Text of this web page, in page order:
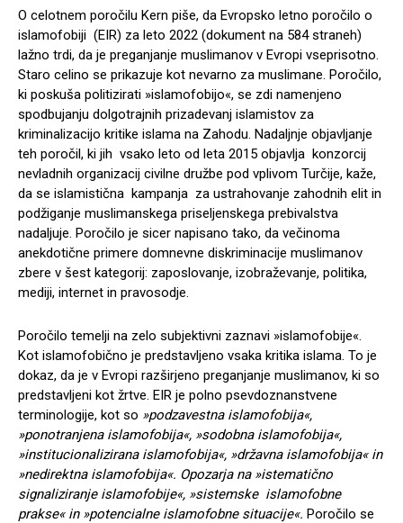
O celotnem poročilu Kern piše, da Evropsko letno poročilo o
islamofobiji (EIR) za leto 2022 (dokument na 584 straneh)
lažno trdi, da je preganjanje muslimanov v Evropi vseprisotno.
Staro celino se prikazuje kot nevarno za muslimane. Poročilo,
ki poskuša politizirati »islamofobijo«, se zdi namenjeno
spodbujanju dolgotrajnih prizadevanj islamistov za
kriminalizacijo kritike islama na Zahodu. Nadaljnje objavljanje
teh poročil, ki jih vsako leto od leta 2015 objavlja konzorcij
nevladnih organizacij civilne družbe pod vplivom Turčije, kaže,
da se islamistična kampanja za ustrahovanje zahodnih elit in
podžiganje muslimanskega priseljenskega prebivalstva
nadaljuje. Poročilo je sicer napisano tako, da večinoma
anekdotične primere domnevne diskriminacije muslimanov
zbere v šest kategorij: zaposlovanje, izobraževanje, politika,
mediji, internet in pravosodje.
Poročilo temelji na zelo subjektivni zaznavi »islamofobije«.
Kot islamofobično je predstavljeno vsaka kritika islama. To je
dokaz, da je v Evropi razširjeno preganjanje muslimanov, ki so
predstavljeni kot žrtve. EIR je polno psevdoznanstvene
terminologije, kot so »podzavestna islamofobija«,
»ponotranjena islamofobija«, »sodobna islamofobija«,
»institucionalizirana islamofobija«, »državna islamofobija« in
»nedirektna islamofobija«. Opozarja na »istematično
signaliziranje islamofobije«, »sistemske islamofobne
prakse« in »potencialne islamofobne situacije«. Poročilo se